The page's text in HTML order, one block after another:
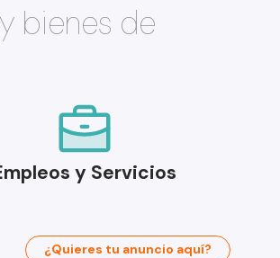
bienes de
y Servicios
¿Quieres tu anuncio aquí?